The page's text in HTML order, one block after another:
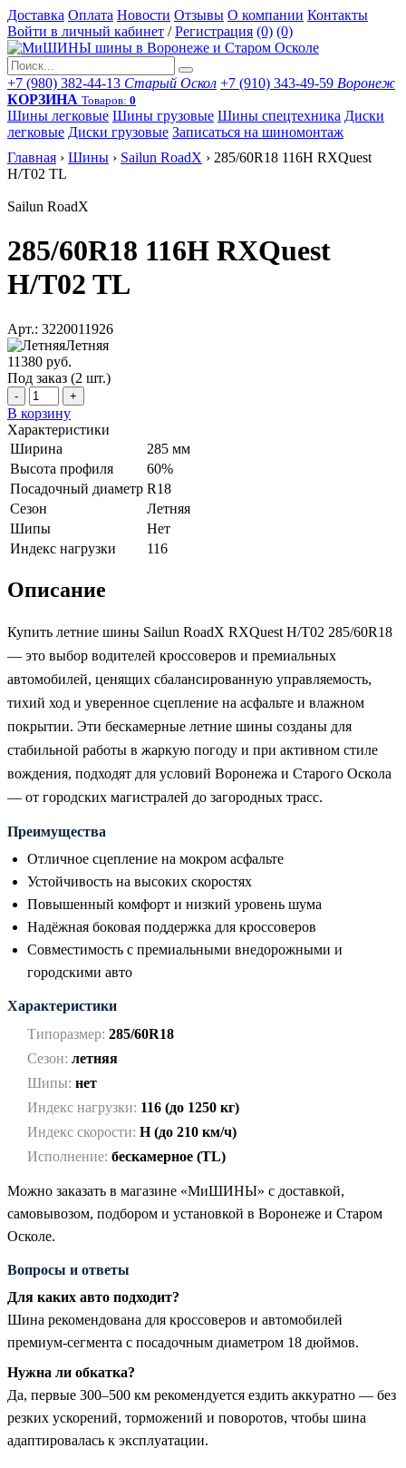
Доставка Оплата Новости Отзывы О компании Контакты
Войти в личный кабинет / Регистрация (0) (0)
+7 (980) 382-44-13 Старый Оскол +7 (910) 343-49-59 Воронеж
КОРЗИНА Товаров: 0
Шины легковые Шины грузовые Шины спецтехника Диски
легковые Диски грузовые Записаться на шиномонтаж
Главная › Шины › Sailun RoadX › 285/60R18 116H RXQuest
H/T02 TL
Sailun RoadX
285/60R18 116H RXQuest
H/T02 TL
Арт.: 3220011926
Летняя
11380 руб.
Под заказ (2 шт.)
- +
В корзину
Характеристики
Ширина
285 мм
Высота профиля
60%
Посадочный диаметр R18
Сезон
Летняя
Шипы
Нет
Индекс нагрузки
116
Описание
Купить летние шины Sailun RoadX RXQuest H/T02 285/60R18
— это выбор водителей кроссоверов и премиальных
автомобилей, ценящих сбалансированную управляемость,
тихий ход и уверенное сцепление на асфальте и влажном
покрытии. Эти бескамерные летние шины созданы для
стабильной работы в жаркую погоду и при активном стиле
вождения, подходят для условий Воронежа и Старого Оскола
— от городских магистралей до загородных трасс.
Преимущества
Отличное сцепление на мокром асфальте
Устойчивость на высоких скоростях
Повышенный комфорт и низкий уровень шума
Надёжная боковая поддержка для кроссоверов
Совместимость с премиальными внедорожными и
городскими авто
Характеристики
Типоразмер: 285/60R18
Сезон: летняя
Шипы: нет
Индекс нагрузки: 116 (до 1250 кг)
Индекс скорости: H (до 210 км/ч)
Исполнение: бескамерное (TL)
Можно заказать в магазине «МиШИНЫ» с доставкой,
самовывозом, подбором и установкой в Воронеже и Старом
Осколе.
Вопросы и ответы
Для каких авто подходит?
Шина рекомендована для кроссоверов и автомобилей
премиум-сегмента с посадочным диаметром 18 дюймов.
Нужна ли обкатка?
Да, первые 300–500 км рекомендуется ездить аккуратно — без
резких ускорений, торможений и поворотов, чтобы шина
адаптировалась к эксплуатации.